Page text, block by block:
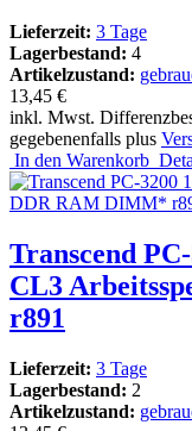
Lieferzeit: 3 Tage
Lagerbestand: 4
Artikelzustand:
13,45 €
inkl. Mwst.
gegebenenfalls plus
In den Warenkorb
Transcend
CL3
r891
Lieferzeit: 3 Tage
Lagerbestand: 2
Artikelzustand: